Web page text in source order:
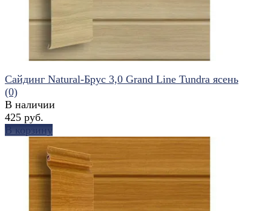
сравнить
Сайдинг Natural-Брус 3,0 Grand Line Tundra ясень
(0)
В наличии
425 руб.
В корзину